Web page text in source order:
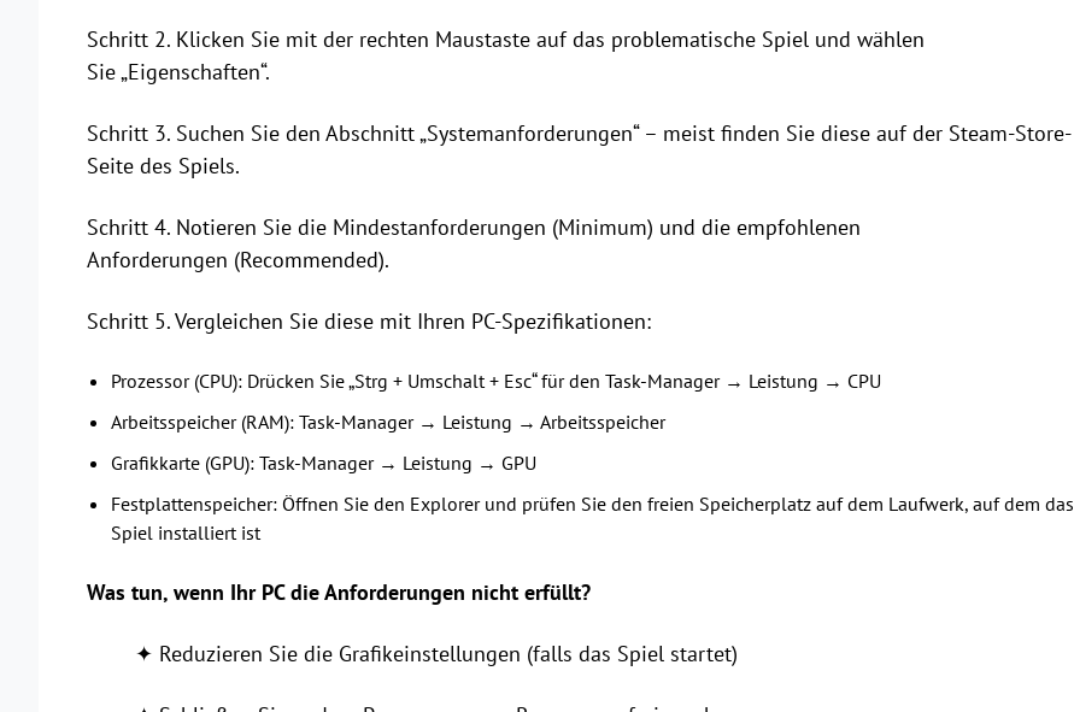
Schritt 2. Klicken Sie mit der rechten Maustaste auf das problematische Spiel und wählen
Sie „Eigenschaften“.
Schritt 3. Suchen Sie den Abschnitt „Systemanforderungen“ – meist finden Sie diese auf der Steam-Store-
Seite des Spiels.
Schritt 4. Notieren Sie die Mindestanforderungen (Minimum) und die empfohlenen
Anforderungen (Recommended).
Schritt 5. Vergleichen Sie diese mit Ihren PC-Spezifikationen:
Prozessor (CPU): Drücken Sie „Strg + Umschalt + Esc“ für den Task-Manager → Leistung → CPU
Arbeitsspeicher (RAM): Task-Manager → Leistung → Arbeitsspeicher
Grafikkarte (GPU): Task-Manager → Leistung → GPU
Festplattenspeicher: Öffnen Sie den Explorer und prüfen Sie den freien Speicherplatz auf dem Laufwerk, auf dem das
Spiel installiert ist
Was tun, wenn Ihr PC die Anforderungen nicht erfüllt?
✦ Reduzieren Sie die Grafikeinstellungen (falls das Spiel startet)